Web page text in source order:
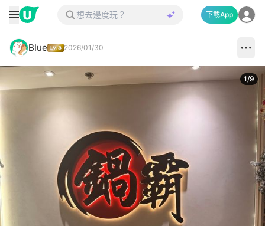
下載App
Blue 2026/01/30
1/9